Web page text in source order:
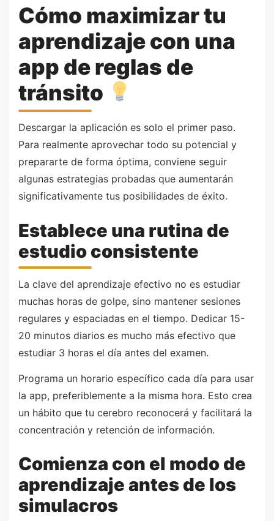
Cómo maximizar tu
aprendizaje con una
app de reglas de
tránsito
Descargar la aplicación es solo el primer paso.
Para realmente aprovechar todo su potencial y
prepararte de forma óptima, conviene seguir
algunas estrategias probadas que aumentarán
significativamente tus posibilidades de éxito.
Establece una rutina de
estudio consistente
La clave del aprendizaje efectivo no es estudiar
muchas horas de golpe, sino mantener sesiones
regulares y espaciadas en el tiempo. Dedicar 15-
20 minutos diarios es mucho más efectivo que
estudiar 3 horas el día antes del examen.
Programa un horario específico cada día para usar
la app, preferiblemente a la misma hora. Esto crea
un hábito que tu cerebro reconocerá y facilitará la
concentración y retención de información.
Comienza con el modo de
aprendizaje antes de los
simulacros